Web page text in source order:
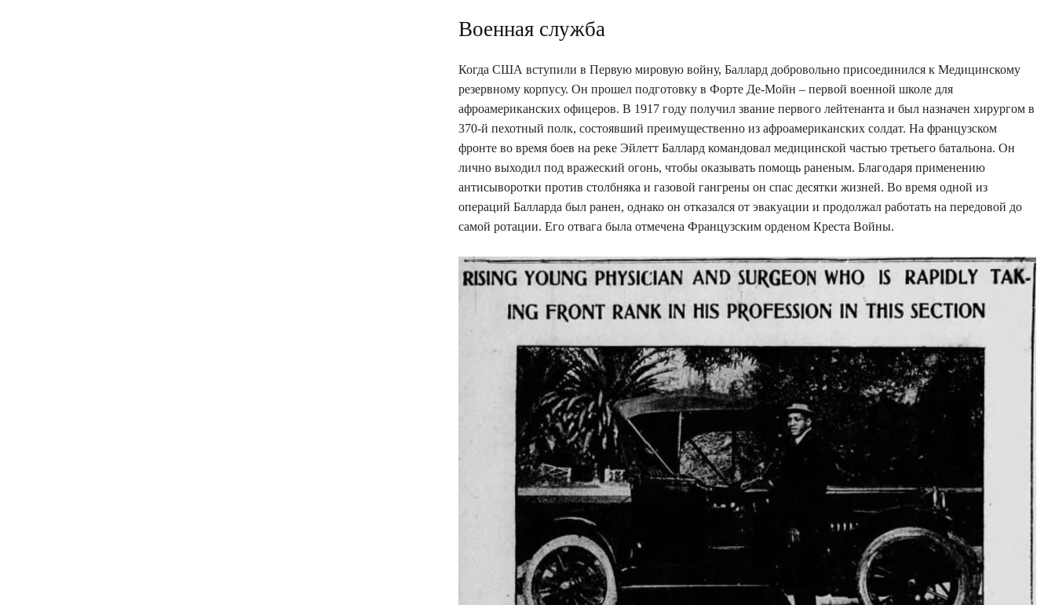
Военная служба
Когда США вступили в Первую мировую войну, Баллард добровольно присоединился к Медицинскому
резервному корпусу. Он прошел подготовку в Форте Де-Мойн – первой военной школе для
афроамериканских офицеров. В 1917 году получил звание первого лейтенанта и был назначен хирургом в
370-й пехотный полк, состоявший преимущественно из афроамериканских солдат. На французском
фронте во время боев на реке Эйлетт Баллард командовал медицинской частью третьего батальона. Он
лично выходил под вражеский огонь, чтобы оказывать помощь раненым. Благодаря применению
антисыворотки против столбняка и газовой гангрены он спас десятки жизней. Во время одной из
операций Балларда был ранен, однако он отказался от эвакуации и продолжал работать на передовой до
самой ротации. Его отвага была отмечена Французским орденом Креста Войны.